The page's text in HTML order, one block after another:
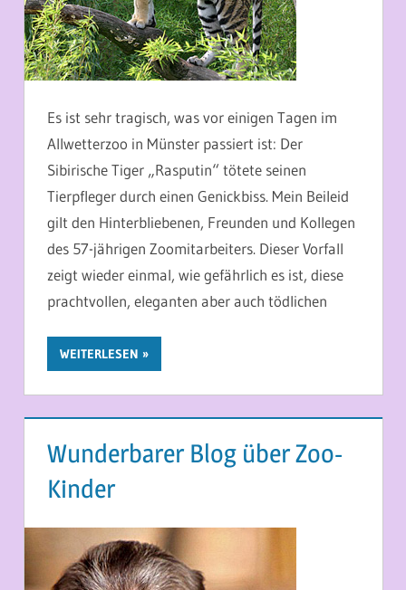
Es ist sehr tragisch, was vor einigen Tagen im
Allwetterzoo in Münster passiert ist: Der
Sibirische Tiger „Rasputin“ tötete seinen
Tierpfleger durch einen Genickbiss. Mein Beileid
gilt den Hinterbliebenen, Freunden und Kollegen
des 57-jährigen Zoomitarbeiters. Dieser Vorfall
zeigt wieder einmal, wie gefährlich es ist, diese
prachtvollen, eleganten aber auch tödlichen
WEITERLESEN
Wunderbarer Blog über Zoo-
Kinder